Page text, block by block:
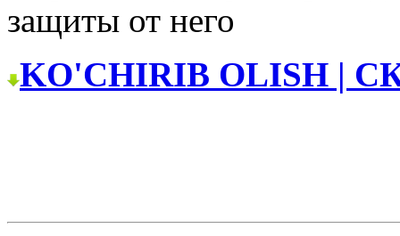
защиты от него
KO'CHIRIB OLISH |